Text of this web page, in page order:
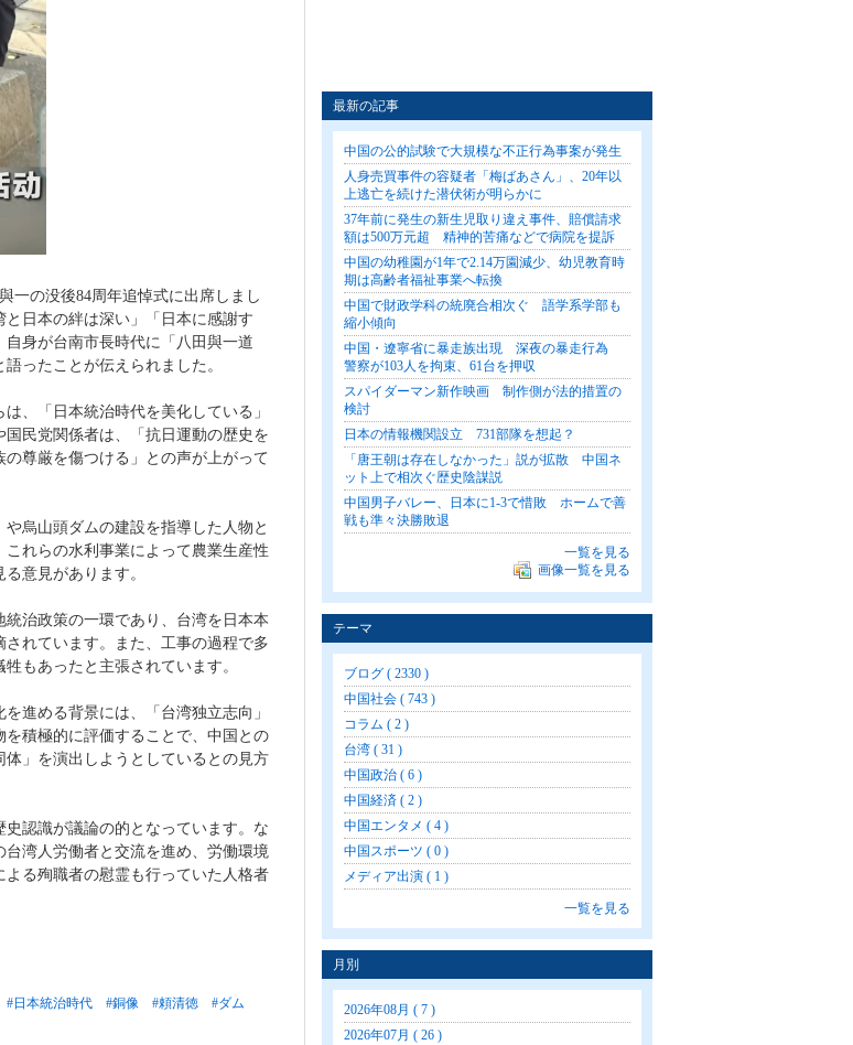
一の没後84周年追悼式に出席しまし
日本の絆は深い」「日本に感謝す
身が台南市長時代に「八田與一道
ったことが伝えられました。
、「日本統治時代を美化している」
民党関係者は、「抗日運動の歴史を
尊厳を傷つける」との声が上がって
烏山頭ダムの建設を指導した人物と
れらの水利事業によって農業生産性
意見があります。
治政策の一環であり、台湾を日本本
れています。また、工事の過程で多
もあったと主張されています。
進める背景には、「台湾独立志向」
積極的に評価することで、中国との
」を演出しようとしているとの見方
認識が議論の的となっています。な
湾人労働者と交流を進め、労働環境
る殉職者の慰霊も行っていた人格者
#日本統治時代 #銅像 #頼清徳 #ダム
最新の記事
中国の公的試験で大規模な不正行為事案が発生
人身売買事件の容疑者「梅ばあさん」、20年以
上逃亡を続けた潜伏術が明らかに
37年前に発生の新生児取り違え事件、賠償請求
額は500万元超 精神的苦痛などで病院を提訴
中国の幼稚園が1年で2.14万園減少、幼児教育時
期は高齢者福祉事業へ転換
中国で財政学科の統廃合相次ぐ 語学系学部も
縮小傾向
中国・遼寧省に暴走族出現 深夜の暴走行為
警察が103人を拘束、61台を押収
スパイダーマン新作映画 制作側が法的措置の
検討
日本の情報機関設立 731部隊を想起？
「唐王朝は存在しなかった」説が拡散 中国ネ
ット上で相次ぐ歴史陰謀説
中国男子バレー、日本に1-3で惜敗 ホームで善
戦も準々決勝敗退
一覧を見る
画像一覧を見る
テーマ
ブログ ( 2330 )
中国社会 ( 743 )
コラム ( 2 )
台湾 ( 31 )
中国政治 ( 6 )
中国経済 ( 2 )
中国エンタメ ( 4 )
中国スポーツ ( 0 )
メディア出演 ( 1 )
一覧を見る
月別
2026年08月 ( 7 )
2026年07月 ( 26 )